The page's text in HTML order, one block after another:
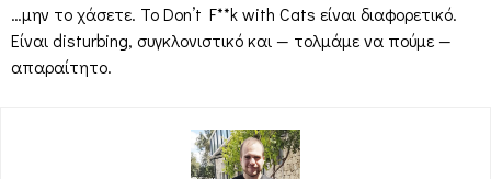
…μην το χάσετε. Το Don’t F**k with Cats είναι διαφορετικό.
Είναι disturbing, συγκλονιστικό και — τολμάμε να πούμε —
απαραίτητο.